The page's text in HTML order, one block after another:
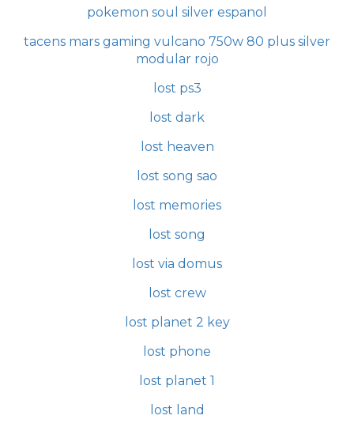
pokemon soul silver espanol
tacens mars gaming vulcano 750w 80 plus silver
modular rojo
lost ps3
lost dark
lost heaven
lost song sao
lost memories
lost song
lost via domus
lost crew
lost planet 2 key
lost phone
lost planet 1
lost land